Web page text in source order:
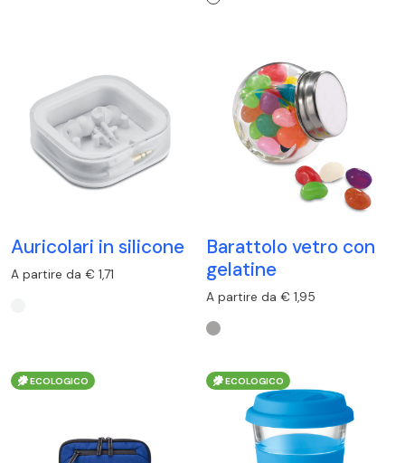
Auricolari in silicone
A partire da € 1,71
Barattolo vetro con
gelatine
A partire da € 1,95
ECOLOGICO ECOLOGICO